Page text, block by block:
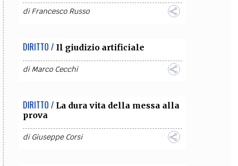
diFrancesco Russo
DIRITTO / Il giudizio artificiale
diMarco Cecchi
DIRITTO / La dura vita della messa alla
prova
diGiuseppe Corsi